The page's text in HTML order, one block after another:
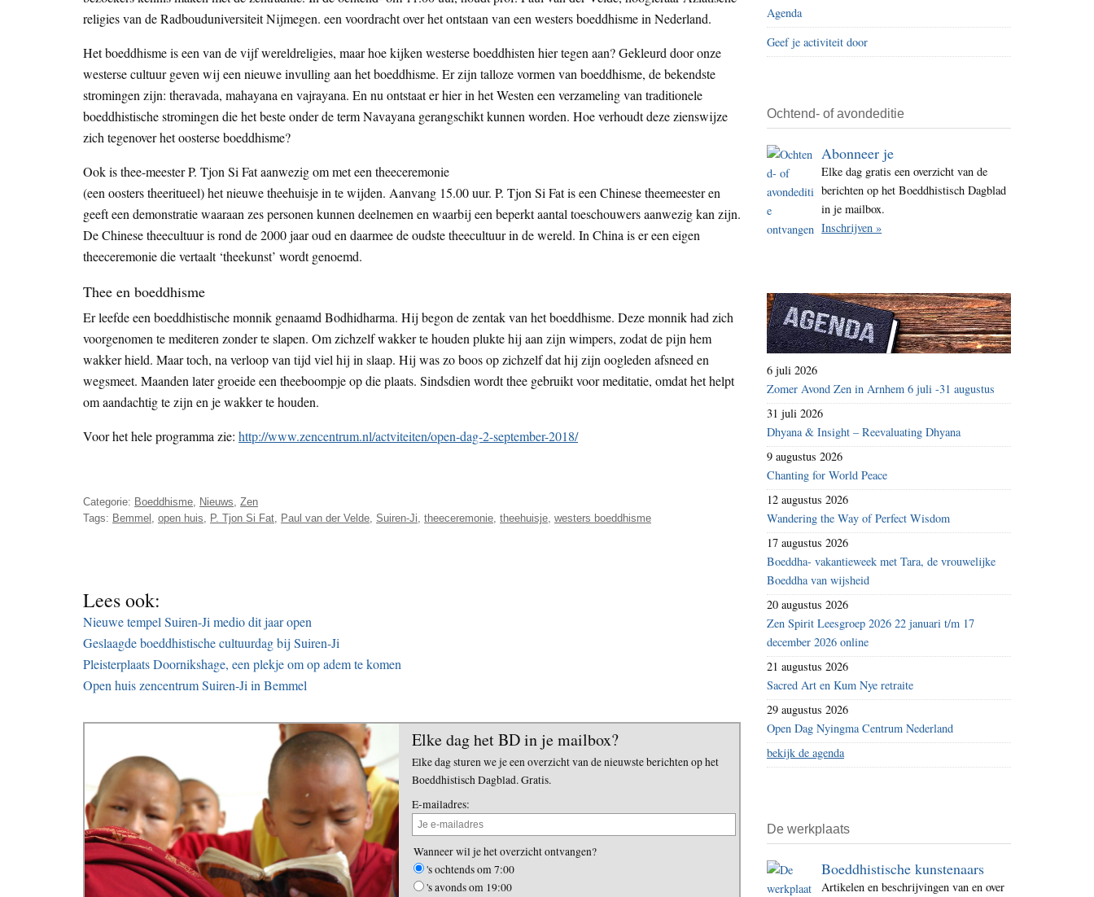
i
t
e
religies van de Radbouduniversiteit Nijmegen. een voordracht over het ontstaan van een westers boeddhisme in Nederland.
Het boeddhisme is een van de vijf wereldreligies, maar hoe kijken westerse boeddhisten hier tegen aan? Gekleurd door onze
westerse cultuur geven wij een nieuwe invulling aan het boeddhisme. Er zijn talloze vormen van boeddhisme, de bekendste
stromingen zijn: theravada, mahayana en vajrayana. En nu ontstaat er hier in het Westen een verzameling van traditionele
boeddhistische stromingen die het beste onder de term Navayana gerangschikt kunnen worden. Hoe verhoudt deze zienswijze
zich tegenover het oosterse boeddhisme?
Ook is thee-meester P. Tjon Si Fat aanwezig om met een theeceremonie
(een oosters theeritueel) het nieuwe theehuisje in te wijden. Aanvang 15.00 uur. P. Tjon Si Fat is een Chinese theemeester en
geeft een demonstratie waaraan zes personen kunnen deelnemen en waarbij een beperkt aantal toeschouwers aanwezig kan zijn.
De Chinese theecultuur is rond de 2000 jaar oud en daarmee de oudste theecultuur in de wereld. In China is er een eigen
theeceremonie die vertaalt ‘theekunst’ wordt genoemd.
Thee en boeddhisme
Er leefde een boeddhistische monnik genaamd Bodhidharma. Hij begon de zentak van het boeddhisme. Deze monnik had zich
voorgenomen te mediteren zonder te slapen. Om zichzelf wakker te houden plukte hij aan zijn wimpers, zodat de pijn hem
wakker hield. Maar toch, na verloop van tijd viel hij in slaap. Hij was zo boos op zichzelf dat hij zijn oogleden afsneed en
wegsmeet. Maanden later groeide een theeboompje op die plaats. Sindsdien wordt thee gebruikt voor meditatie, omdat het helpt
om aandachtig te zijn en je wakker te houden.
Voor het hele programma zie: http://www.zencentrum.nl/actviteiten/open-dag-2-september-2018/
Categorie: Boeddhisme, Nieuws, Zen
Tags: Bemmel , open huis, P. Tjon Si Fat, Paul van der Velde, Suiren-Ji, theeceremonie, theehuisje, westers boeddhisme
Lees ook:
Nieuwe tempel Suiren-Ji medio dit jaar open
Geslaagde boeddhistische cultuurdag bij Suiren-Ji
Pleisterplaats Doornikshage, een plekje om op adem te komen
Open huis zencentrum Suiren-Ji in Bemmel
Elke dag het BD in je mailbox?
Elke dag sturen we je een overzicht van de nieuwste berichten op het
Boeddhistisch Dagblad. Gratis.
E-mailadres:
Wanneer wil je het overzicht ontvangen?
's ochtends om 7:00
's avonds om 19:00
Agenda
Geef je activiteit door
Ochtend- of avondeditie
Abonneer je
Elke dag gratis een overzicht van de
berichten op het Boeddhistisch Dagblad
in je mailbox.
Inschrijven »
6 juli 2026
Zomer Avond Zen in Arnhem 6 juli -31 augustus
31 juli 2026
Dhyana & Insight – Reevaluating Dhyana
9 augustus 2026
Chanting for World Peace
12 augustus 2026
Wandering the Way of Perfect Wisdom
17 augustus 2026
Boeddha- vakantieweek met Tara, de vrouwelijke
Boeddha van wijsheid
20 augustus 2026
Zen Spirit Leesgroep 2026 22 januari t/m 17
december 2026 online
21 augustus 2026
Sacred Art en Kum Nye retraite
29 augustus 2026
Open Dag Nyingma Centrum Nederland
bekijk de agenda
De werkplaats
Boeddhistische kunstenaars
Artikelen en beschrijvingen van en over